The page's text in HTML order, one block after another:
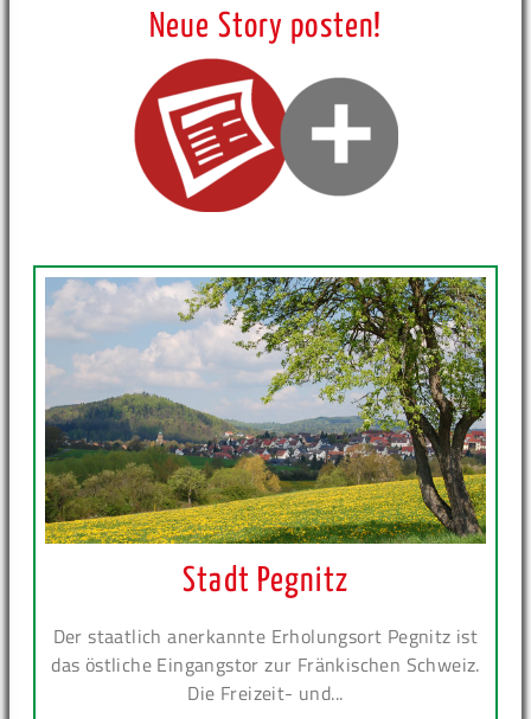
Neue Story posten!
Stadt Pegnitz
Der staatlich anerkannte Erholungsort Pegnitz ist
das östliche Eingangstor zur Fränkischen Schweiz.
Die Freizeit- und...